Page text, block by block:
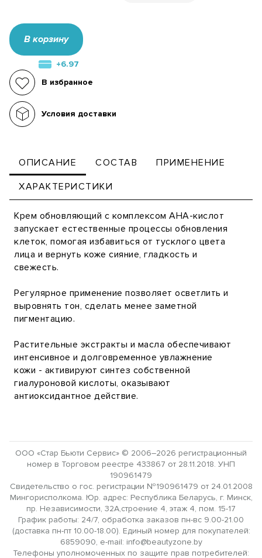
В корзину
+6.97
В избранное
Условия доставки
ОПИСАНИЕ СОСТАВ ПРИМЕНЕНИЕ
ХАРАКТЕРИСТИКИ
Крем обновляющий с комплексом АНА-кислот
запускает естественные процессы обновления
клеток, помогая избавиться от тусклого цвета
лица и вернуть коже сияние, гладкость и
свежесть.
Регулярное применение позволяет осветлить и
выровнять тон, сделать менее заметной
пигментацию.
Растительные экстракты и масла обеспечивают
интенсивное и долговременное увлажнение
кожи - активируют синтез собственной
гиалуроновой кислоты, оказывают
антиоксидантное действие.
ООО «Стар Бьюти Сервис» © 2006–2026 регистрационный
номер в Торговом реестре 433867 от 28.11.2018. УНП
190961479
Свидетельство о гос. регистрации №190961479 от 24.01.2008
Мингорисполкома. Юр. адрес: Республика Беларусь, г. Минск,
пр. Независимости, 32А,строение 4, этаж 4, пом. 15-17
График работы: 24/7, обработка заказов пн-вс 9.00-21.00
(доставка пн-пт 10.00-18.00). Единый номер для покупателей:
6859090, e-mail: info@beautyzone.by
Телефоны уполномоченных по защите прав потребителей: